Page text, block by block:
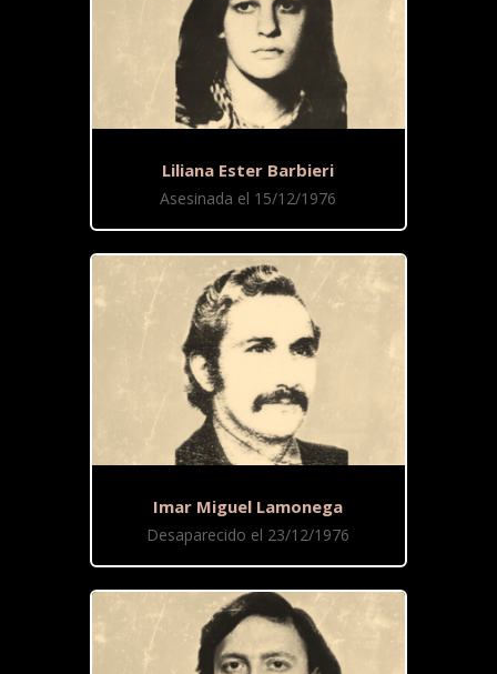
Liliana Ester Barbieri
Asesinada el 15/12/1976
Imar Miguel Lamonega
Desaparecido el 23/12/1976